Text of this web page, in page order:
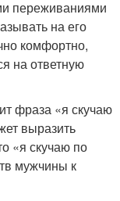
переживаниями
на его
комфортно,
на ответную
фраза «я скучаю
выразить
«я скучаю по
мужчины к